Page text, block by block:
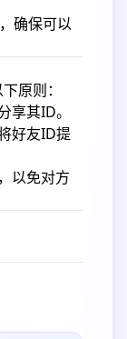
确保可以
原则：
享其ID。
好友ID提
以免对方